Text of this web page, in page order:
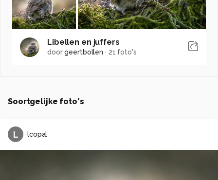
Libellen en juffers
doorgeertbollen · 21 foto's
Soortgelijke foto's
L lcopal